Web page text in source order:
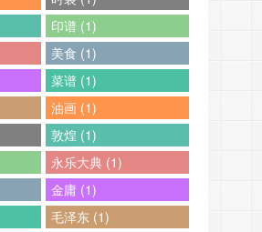
印谱 (1)
美食 (1)
菜谱 (1)
油画 (1)
敦煌 (1)
永乐大典 (1)
金庸 (1)
毛泽东 (1)